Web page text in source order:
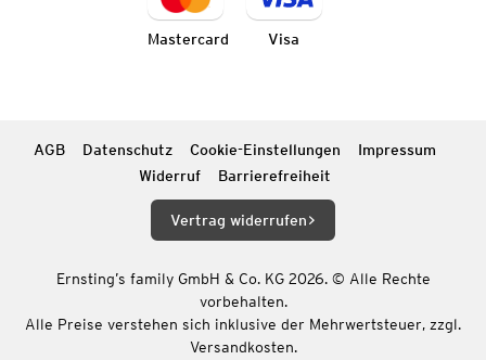
Mastercard Visa
AGB Datenschutz Cookie-Einstellungen
Impressum
Widerruf
Barrierefreiheit
Vertrag widerrufen
Ernsting’s family GmbH & Co. KG 2026. © Alle Rechte
vorbehalten.
Alle Preise verstehen sich inklusive der Mehrwertsteuer, zzgl.
Versandkosten.